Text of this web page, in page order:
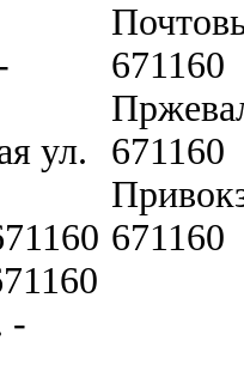
ул.
-
671160
671160
671160